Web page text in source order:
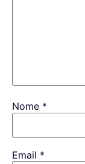
Nome *
Email *